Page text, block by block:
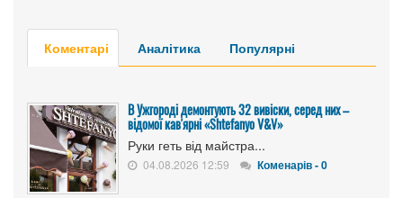
Коментарі Аналітика Популярні
В Ужгороді демонтують 32 вивіски, серед них –
відомої кав'ярні «Shtefanyo V&V»
Руки геть від майстра...
04.08.2026 12:59 Коменарів - 0